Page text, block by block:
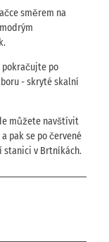
směrem na
po
- skryté skalní
můžete navštívit
pak se po červené
v Brtníkách.